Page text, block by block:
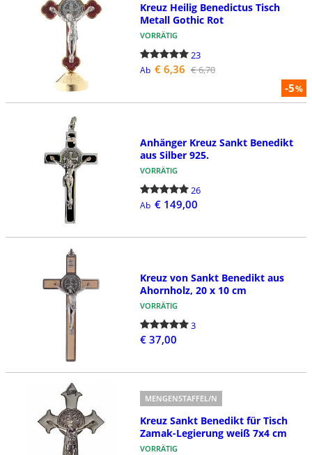
-5%
Kreuz Heilig Benedictus Tisch
Metall Gothic Rot
VORRÄTIG
23
Ab € 6,36 € 6,70
Anhänger Kreuz Sankt Benedikt
aus Silber 925.
VORRÄTIG
26
Ab € 149,00
Kreuz von Sankt Benedikt aus
Ahornholz, 20 x 10 cm
VORRÄTIG
3
€ 37,00
MENGENSTAFFEL/N
Kreuz Sankt Benedikt für Tisch
Zamak-Legierung weiß 7x4 cm
VORRÄTIG